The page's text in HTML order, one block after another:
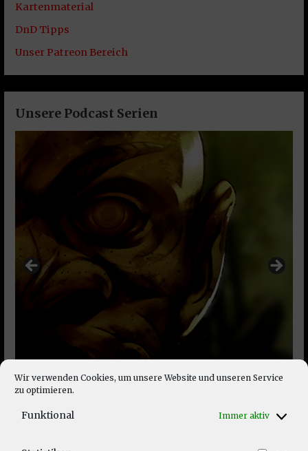
Wir verwenden Cookies, um unsere Website und unseren Service
zu optimieren.
Funktional Immer aktiv
Kartenmaterial
DnD Tipps
Unser Patreon Bereich
Unsere Podcast Serien